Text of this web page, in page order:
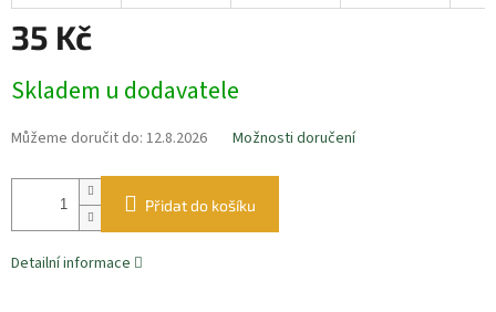
35 Kč
cena:
Skladem u dodavatele
Můžeme doručit do: 12.8.2026 Možnosti doručení
Přidat do košíku
Detailní informace